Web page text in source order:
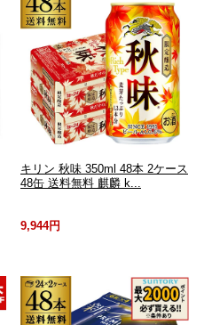
キリン 秋味 350ml 48本 2ケース
48缶 送料無料 麒麟 k...
9,944円